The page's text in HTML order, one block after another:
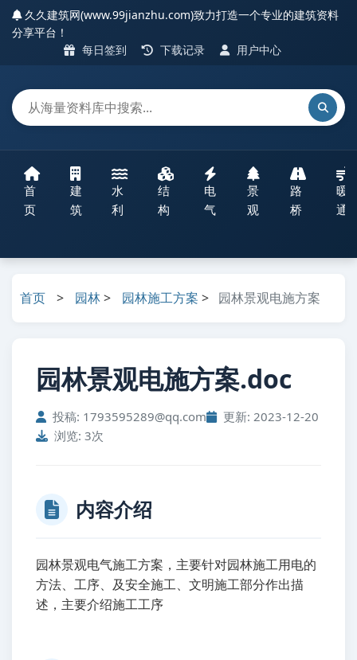
久久建筑网(www.99jianzhu.com)致力打造一个专业的建筑资料
分享平台！
每日签到
下载记录 用户中心
首
页
建
筑
水
利
结
构
电
气
景
观
路
桥
暖
通
首页 > 园林> 园林施工方案 > 园林景观电施方案
园林景观电施方案.doc
投稿: 1793595289@qq.com
更新: 2023-12-20
浏览: 3次
内容介绍
园林景观电气施工方案，主要针对园林施工用电的
方法、工序、及安全施工、文明施工部分作出描
述，主要介绍施工工序